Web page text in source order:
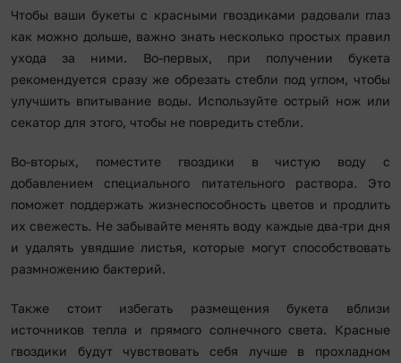
Чтобы ваши букеты с красными гвоздиками радовали глаз
как можно дольше, важно знать несколько простых правил
ухода за ними. Во-первых, при получении букета
рекомендуется сразу же обрезать стебли под углом, чтобы
улучшить впитывание воды. Используйте острый нож или
секатор для этого, чтобы не повредить стебли.
Во-вторых, поместите гвоздики в чистую воду с
добавлением специального питательного раствора. Это
поможет поддержать жизнеспособность цветов и продлить
их свежесть. Не забывайте менять воду каждые два-три дня
и удалять увядшие листья, которые могут способствовать
размножению бактерий.
Также стоит избегать размещения букета вблизи
источников тепла и прямого солнечного света. Красные
гвоздики будут чувствовать себя лучше в прохладном